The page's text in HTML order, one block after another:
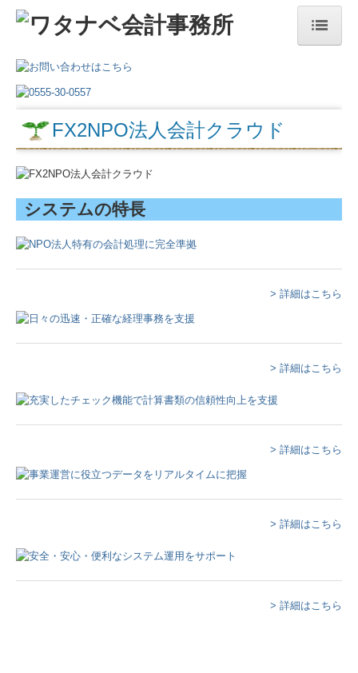
ホーム
事務所について
事務所案内
スタッフ
税理士をお探しの方へ
相続のご相談
FX2NPO法人会計クラウド
システムの特長
> 詳細はこちら
> 詳細はこちら
> 詳細はこちら
> 詳細はこちら
> 詳細はこちら